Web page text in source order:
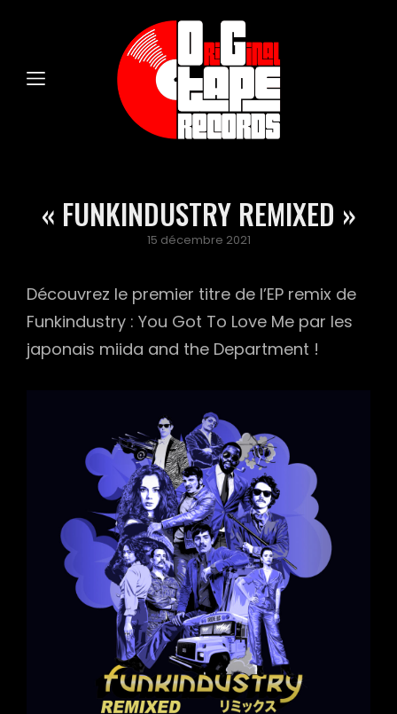
« FUNKINDUSTRY REMIXED »
Posted
15 décembre 2021
Découvrez le premier titre de l’EP remix de
Funkindustry : You Got To Love Me par les
japonais miida and the Department !